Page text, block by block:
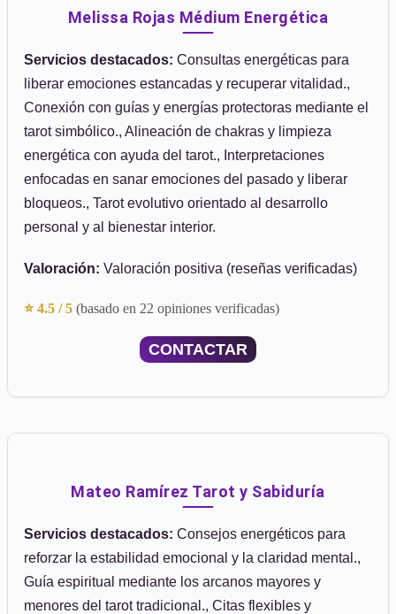
Melissa Rojas Médium Energética
Servicios destacados: Consultas energéticas para
liberar emociones estancadas y recuperar vitalidad.,
Conexión con guías y energías protectoras mediante el
tarot simbólico., Alineación de chakras y limpieza
energética con ayuda del tarot., Interpretaciones
enfocadas en sanar emociones del pasado y liberar
bloqueos., Tarot evolutivo orientado al desarrollo
personal y al bienestar interior.
Valoración: Valoración positiva (reseñas verificadas)
⭐ 4.5 / 5 (basado en 22 opiniones verificadas)
CONTACTAR
Mateo Ramírez Tarot y Sabiduría
Servicios destacados: Consejos energéticos para
reforzar la estabilidad emocional y la claridad mental.,
Guía espiritual mediante los arcanos mayores y
menores del tarot tradicional., Citas flexibles y